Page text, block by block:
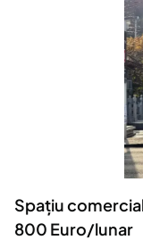
Animale de
Afaceri și
Inchiriere Bunuri
Utilaje agricole
Piese auto si
Spațiu
800 Euro/lunar